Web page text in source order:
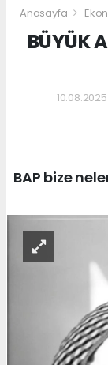
Anasayfa
BÜYÜK
BAP bize